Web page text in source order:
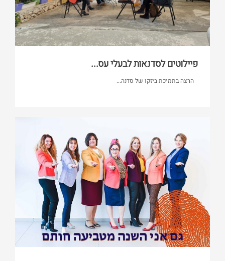
פיילוטים לסדנאות לבעלי עס...
הרצה בתמיכת ביזקו של סדנה...